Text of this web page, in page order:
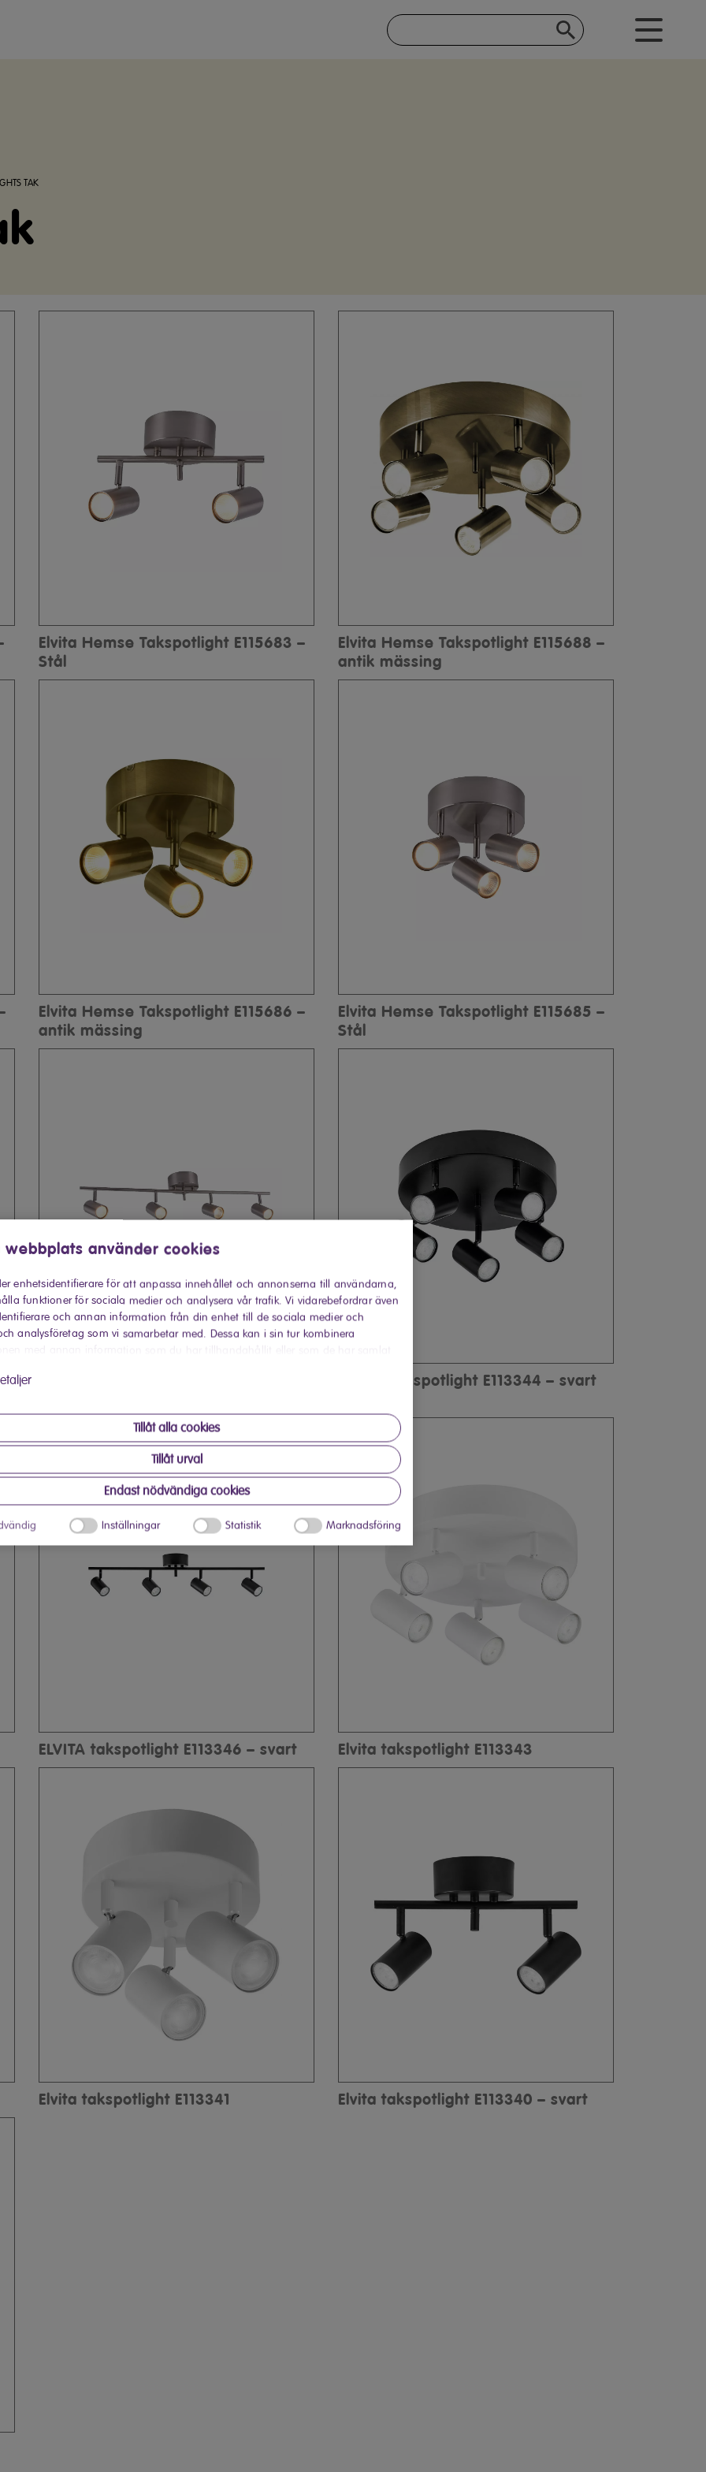
webbplats använder cookies
enhetsidentifierare för att anpassa innehållet och annonserna till användarna,
funktioner för sociala medier och analysera vår trafik. Vi vidarebefordrar även
och annan information från din enhet till de sociala medier och
analysföretag som vi samarbetar med. Dessa kan i sin tur kombinera
med annan information som du har tillhandahållit eller som de har samlat
Tillåt alla cookies
Tillåt urval
Endast nödvändiga cookies
Inställningar Statistik Marknadsföring
TAK
Elvita Hemse Takspotlight E115683 –
Stål
Elvita Hemse Takspotlight E115688 –
antik mässing
Elvita Hemse Takspotlight E115686 –
antik mässing
Elvita Hemse Takspotlight E115685 –
Stål
ELVITA takspotlight E113344 – svart
ELVITA takspotlight E113346 – svart Elvita takspotlight E113343
Elvita takspotlight E113341 Elvita takspotlight E113340 – svart